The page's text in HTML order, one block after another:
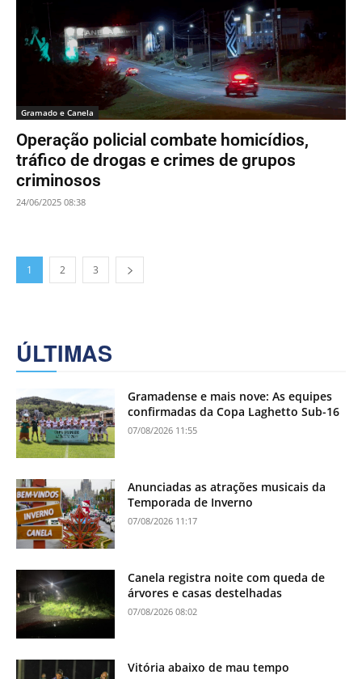
Gramado e Canela
Operação policial combate homicídios,
tráfico de drogas e crimes de grupos
criminosos
24/06/2025 08:38
1 2 3
ÚLTIMAS
Gramadense e mais nove: As equipes
confirmadas da Copa Laghetto Sub-16
07/08/2026 11:55
Anunciadas as atrações musicais da
Temporada de Inverno
07/08/2026 11:17
Canela registra noite com queda de
árvores e casas destelhadas
07/08/2026 08:02
Vitória abaixo de mau tempo